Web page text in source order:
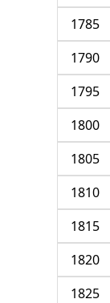
1785
1790
1795
1800
1805
1810
1815
1820
1825